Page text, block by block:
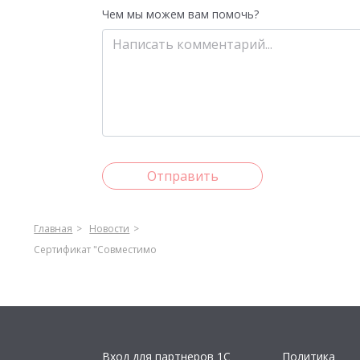
Чем мы можем вам помочь?
Отправить
Главная
Новости
Сертификат "Совместимо
Вход для партнеров 1С Политика